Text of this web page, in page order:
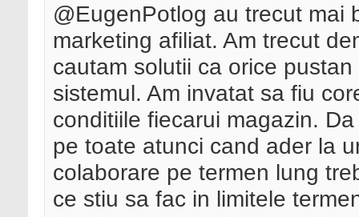
@EugenPotlog au trecut mai
marketing afiliat. Am trecut
cautam solutii ca orice
sistemul. Am invatat sa fiu
conditiile fiecarui magazin.
pe toate atunci cand ader la
colaborare pe termen lung
ce stiu sa fac in limitele